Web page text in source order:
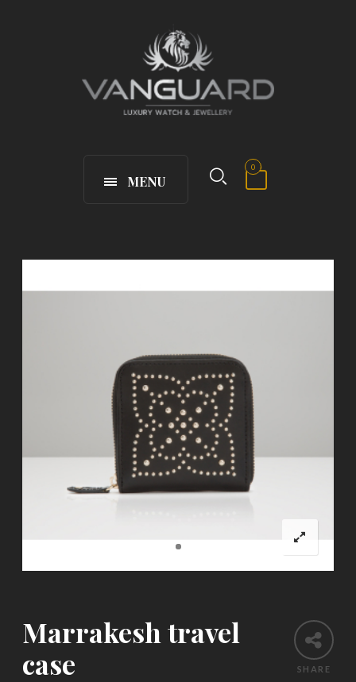
MENU
0
SHARE
Marrakesh travel
case